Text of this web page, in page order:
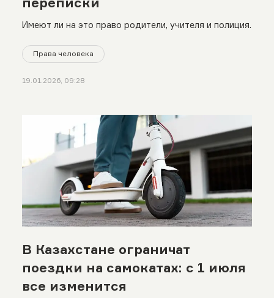
Имеют ли на это право родители, учителя и полиция.
Права человека
19.01.2026, 09:28
В Казахстане ограничат
поездки на самокатах: с 1 июля
все изменится